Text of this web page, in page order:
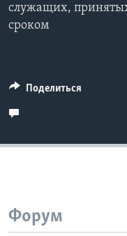
служащих,
сроком
Поделиться
Форум